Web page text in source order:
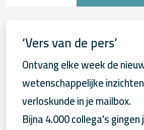
‘Vers van de pers’
Ontvang elke week de
wetenschappelijke
verloskunde in je mailbox.
Bijna 4.000 collega's gingen